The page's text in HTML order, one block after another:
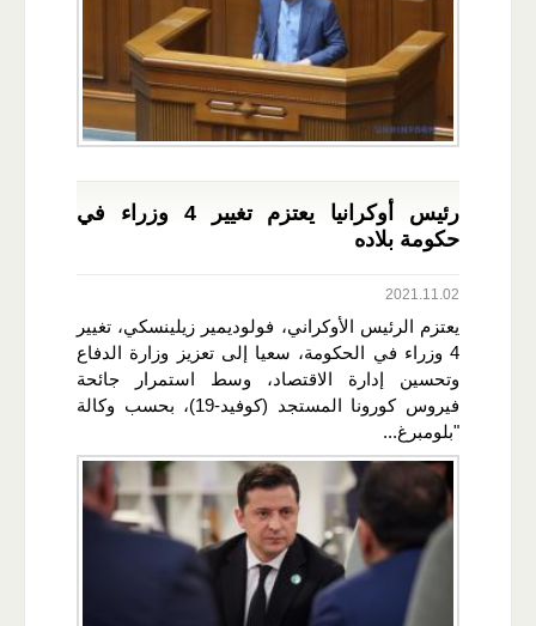
رئيس أوكرانيا يعتزم تغيير 4 وزراء في
حكومة بلاده
2021.11.02
يعتزم الرئيس الأوكراني، فولوديمير زيلينسكي، تغيير
4 وزراء في الحكومة، سعيا إلى تعزيز وزارة الدفاع
وتحسين إدارة الاقتصاد، وسط استمرار جائحة
فيروس كورونا المستجد (كوفيد-19)، بحسب وكالة
"بلومبرغ...